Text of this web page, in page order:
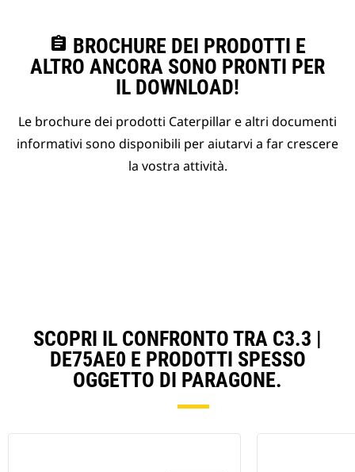
assignment BROCHURE DEI PRODOTTI E
ALTRO ANCORA SONO PRONTI PER
IL DOWNLOAD!
Le brochure dei prodotti Caterpillar e altri documenti
informativi sono disponibili per aiutarvi a far crescere
la vostra attività.
SCOPRI IL CONFRONTO TRA C3.3 |
DE75AE0 E PRODOTTI SPESSO
OGGETTO DI PARAGONE.